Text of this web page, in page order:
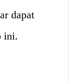
dapat
ini.